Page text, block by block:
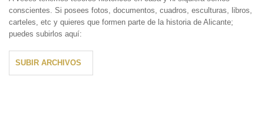
conscientes. Si posees fotos, documentos, cuadros, esculturas, libros,
carteles, etc y quieres que formen parte de la historia de Alicante;
puedes subirlos aquí:
SUBIR ARCHIVOS